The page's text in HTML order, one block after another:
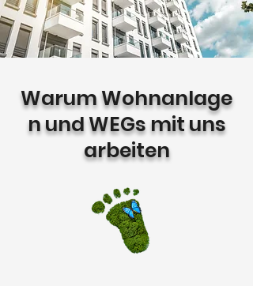
Warum Wohnanlage
n und WEGs mit uns
arbeiten